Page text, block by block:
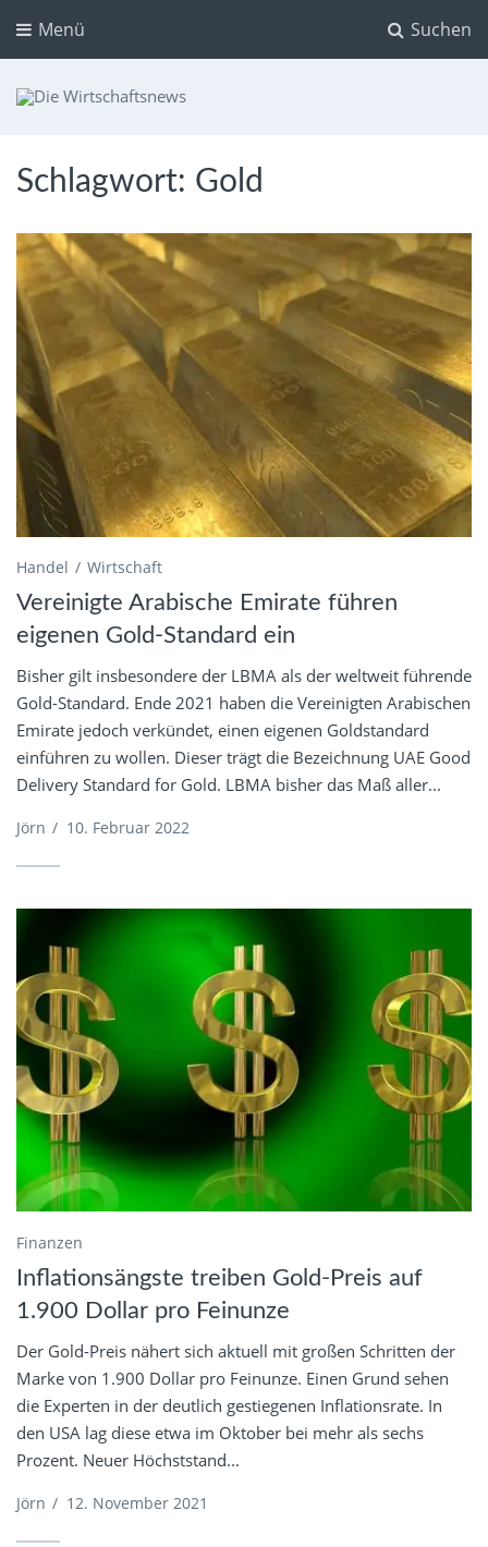
Suchen
Menü
Schlagwort: Gold
Handel Wirtschaft
Vereinigte Arabische Emirate führen
eigenen Gold-Standard ein
Bisher gilt insbesondere der LBMA als der weltweit führende
Gold-Standard. Ende 2021 haben die Vereinigten Arabischen
Emirate jedoch verkündet, einen eigenen Goldstandard
einführen zu wollen. Dieser trägt die Bezeichnung UAE Good
Delivery Standard for Gold. LBMA bisher das Maß aller...
Jörn / 10. Februar 2022
Finanzen
Inflationsängste treiben Gold-Preis auf
1.900 Dollar pro Feinunze
Der Gold-Preis nähert sich aktuell mit großen Schritten der
Marke von 1.900 Dollar pro Feinunze. Einen Grund sehen
die Experten in der deutlich gestiegenen Inflationsrate. In
den USA lag diese etwa im Oktober bei mehr als sechs
Prozent. Neuer Höchststand...
Jörn / 12. November 2021